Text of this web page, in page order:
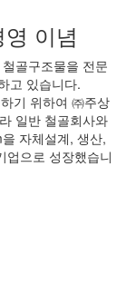
이념
골구조물을 전문
고 있습니다.
기 위하여 ㈜주상
일반 철골회사와
자체설계, 생산,
업으로 성장했습니